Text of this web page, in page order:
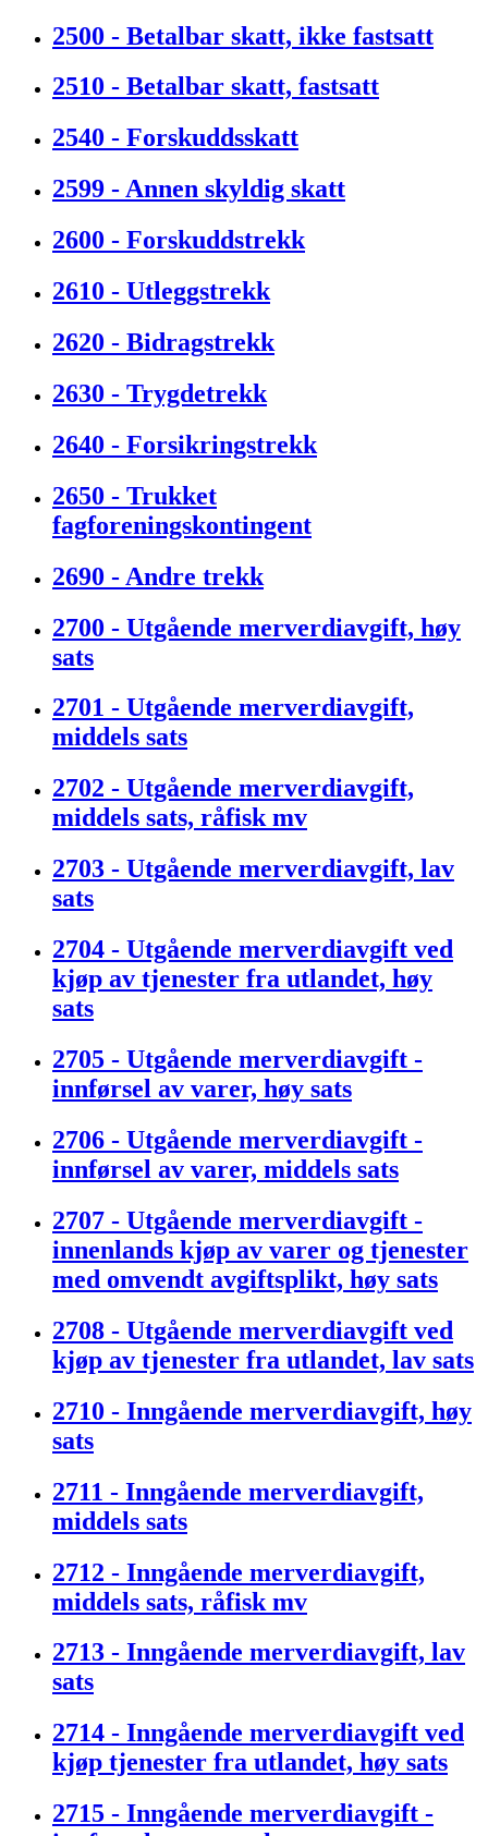
2500 - Betalbar skatt, ikke fastsatt
2510 - Betalbar skatt, fastsatt
2540 - Forskuddsskatt
2599 - Annen skyldig skatt
2600 - Forskuddstrekk
2610 - Utleggstrekk
2620 - Bidragstrekk
2630 - Trygdetrekk
2640 - Forsikringstrekk
2650 - Trukket
fagforeningskontingent
2690 - Andre trekk
2700 - Utgående merverdiavgift, høy
sats
2701 - Utgående merverdiavgift,
middels sats
2702 - Utgående merverdiavgift,
middels sats, råfisk mv
2703 - Utgående merverdiavgift, lav
sats
2704 - Utgående merverdiavgift ved
kjøp av tjenester fra utlandet, høy
sats
2705 - Utgående merverdiavgift -
innførsel av varer, høy sats
2706 - Utgående merverdiavgift -
innførsel av varer, middels sats
2707 - Utgående merverdiavgift -
innenlands kjøp av varer og tjenester
med omvendt avgiftsplikt, høy sats
2708 - Utgående merverdiavgift ved
kjøp av tjenester fra utlandet, lav sats
2710 - Inngående merverdiavgift, høy
sats
2711 - Inngående merverdiavgift,
middels sats
2712 - Inngående merverdiavgift,
middels sats, råfisk mv
2713 - Inngående merverdiavgift, lav
sats
2714 - Inngående merverdiavgift ved
kjøp tjenester fra utlandet, høy sats
2715 - Inngående merverdiavgift -